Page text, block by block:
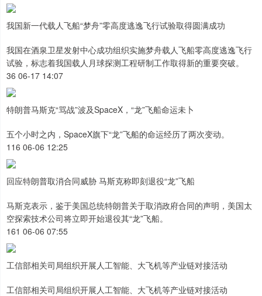
我国新一代载人飞船“梦舟”零高度逃逸飞行试验取得圆满成功
我国在酒泉卫星发射中心成功组织实施梦舟载人飞船零高度逃逸飞行
试验，标志着我国载人月球探测工程研制工作取得新的重要突破。
36 06-17 14:07
特朗普马斯克“骂战”波及SpaceX，“龙”飞船命运未卜
五个小时之内，SpaceX旗下“龙”飞船的命运经历了两次变动。
116 06-06 12:25
回应特朗普取消合同威胁 马斯克称即刻退役“龙”飞船
马斯克表示，鉴于美国总统特朗普关于取消政府合同的声明，美国太
空探索技术公司将立即开始退役其“龙”飞船。
161 06-06 07:55
工信部相关司局组织开展人工智能、大飞机等产业链对接活动
工信部相关司局组织开展人工智能、大飞机等产业链对接活动